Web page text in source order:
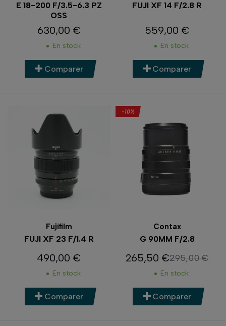
E 18-200 F/3.5-6.3 PZ
OSS
Prix
630,00 €
En stock
Comparer
FUJI XF 14 F/2.8 R
Prix
559,00 €
En stock
Comparer
Fujifilm
FUJI XF 23 F/1.4 R
Prix
490,00 €
En stock
Comparer
-10%
Contax
G 90MM F/2.8
Prix
265,50 €Prix de base
295,00 €
En stock
Comparer